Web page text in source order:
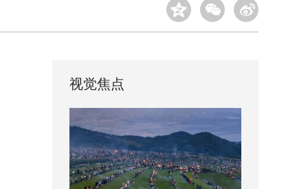
视觉焦点